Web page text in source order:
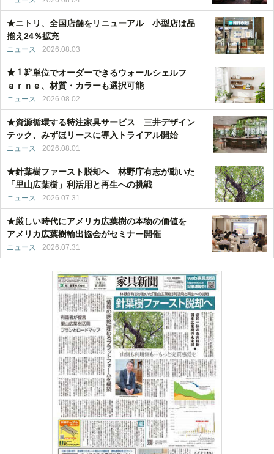
★ニトリ、全国店舗をリニューアル 小型店は品
揃え24％拡充
ニュース 2026.08.03
★１㌢単位でオーダーできるウォールシェルフ
ａｒｎｅ、材質・カラーも選択可能
ニュース 2026.08.02
★資源循環する特注家具サービス 三井デザイン
テック、みずほリースに導入トライアル開始
ニュース 2026.08.01
★針葉樹ファースト脱却へ 林野庁有志が動いた
「里山広葉樹」利活用と再生への挑戦
ニュース 2026.07.31
★厳しい時代にアメリカ広葉樹の本物の価値を
アメリカ広葉樹輸出協会がセミナー開催
ニュース 2026.07.31